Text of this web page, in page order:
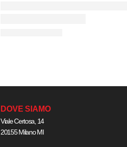
DOVE SIAMO
Viale Certosa, 14
20155 Milano MI